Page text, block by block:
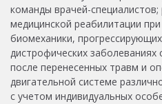
команды врачей-
медицинской реабилитации
биомеханики,
дистрофических заболеваниях
после перенесенных травм и
двигательной системе
с учетом индивидуальных